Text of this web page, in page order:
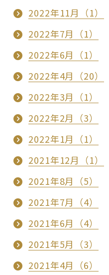
2022年11月（1）
2022年7月（1）
2022年6月（1）
2022年4月（20）
2022年3月（1）
2022年2月（3）
2022年1月（1）
2021年12月（1）
2021年8月（5）
2021年7月（4）
2021年6月（4）
2021年5月（3）
2021年4月（6）